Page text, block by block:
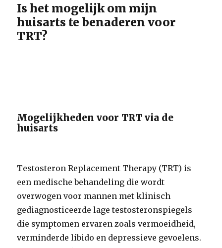
Is het mogelijk om mijn
huisarts te benaderen voor
TRT?
Mogelijkheden voor TRT via de
huisarts
Testosteron Replacement Therapy (TRT) is
een medische behandeling die wordt
overwogen voor mannen met klinisch
gediagnosticeerde lage testosteronspiegels
die symptomen ervaren zoals vermoeidheid,
verminderde libido en depressieve gevoelens.